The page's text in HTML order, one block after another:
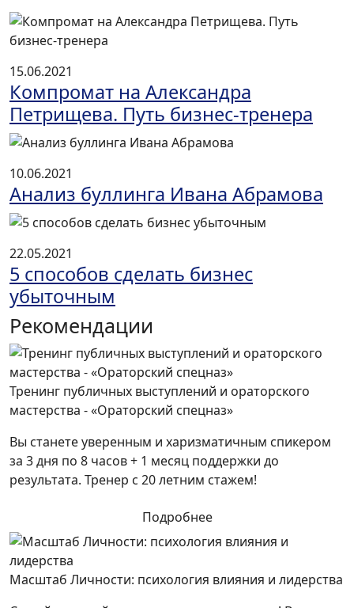
15.06.2021
Компромат на Александра
Петрищева. Путь бизнес-тренера
10.06.2021
Анализ буллинга Ивана Абрамова
22.05.2021
5 способов сделать бизнес
убыточным
Рекомендации
Тренинг публичных выступлений и ораторского
мастерства - «Ораторский спецназ»
Вы станете уверенным и харизматичным спикером
за 3 дня по 8 часов + 1 месяц поддержки до
результата. Тренер с 20 летним стажем!
Подробнее
Масштаб Личности: психология влияния и лидерства